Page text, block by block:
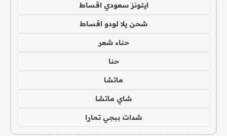
ايتونز سعودي اقساط
شحن يلا لودو اقساط
حناء شعر
حنا
ماتشا
شاي ماتشا
شدات ببجي تمارا